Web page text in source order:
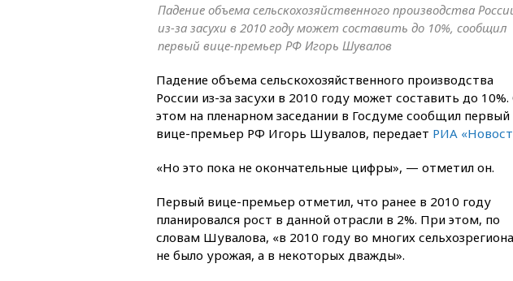
Падение объема сельскохозяйственного производства
из-за засухи в 2010 году может составить до 10%, сообщил
первый вице-премьер РФ Игорь Шувалов
Падение объема сельскохозяйственного производства
России из-за засухи в 2010 году может составить до 10%.
этом на пленарном заседании в Госдуме сообщил первый
вице-премьер РФ Игорь Шувалов, передает РИА
«Но это пока не окончательные цифры», — отметил он.
Первый вице-премьер отметил, что ранее в 2010 году
планировался рост в данной отрасли в 2%. При этом, по
словам Шувалова, «в 2010 году во многих
не было урожая, а в некоторых дважды».